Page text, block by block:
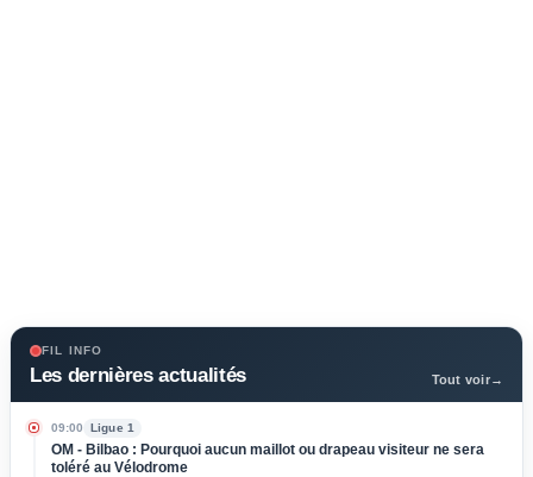
FIL INFO
Les dernières actualités Tout voir→
09:00 Ligue 1
OM - Bilbao : Pourquoi aucun maillot ou drapeau visiteur ne sera
toléré au Vélodrome